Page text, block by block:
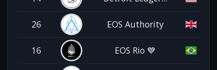
26 EOS Authority
16 EOS Rio 💙